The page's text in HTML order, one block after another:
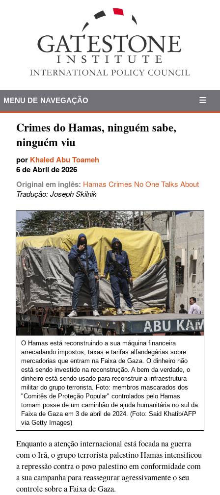
MENU DE NAVEGAÇÃO
Crimes do Hamas, ninguém sabe,
ninguém viu
por Khaled Abu Toameh
6 de Abril de 2026
Original em inglês: Hamas Crimes No One Talks About
Tradução: Joseph Skilnik
O Hamas está reconstruindo a sua máquina financeira
arrecadando impostos, taxas e tarifas alfandegárias sobre
mercadorias que entram na Faixa de Gaza. O dinheiro não
está sendo investido na reconstrução. A bem da verdade, o
dinheiro está sendo usado para reconstruir a infraestrutura
militar do grupo terrorista. Foto: membros mascarados dos
"Comitês de Proteção Popular" controlados pelo Hamas
tomam posse de um caminhão de ajuda humanitária no sul da
Faixa de Gaza em 3 de abril de 2024. (Foto: Said Khatib/AFP
via Getty Images)
Enquanto a atenção internacional está focada na guerra
com o Irã, o grupo terrorista palestino Hamas intensificou
a repressão contra o povo palestino em conformidade com
a sua campanha para reassegurar agressivamente o seu
controle sobre a Faixa de Gaza.